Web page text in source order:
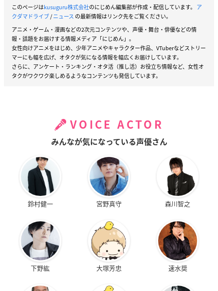
このページはkusuguru株式会社のにじめん編集部が作成・配信しています。 ア
クダマドライブ/ニュース の最新情報はリンク先をご覧ください。
アニメ・ゲーム・漫画などの2次元コンテンツや、声優・舞台・俳優などの情
報・話題をお届けする情報メディア「にじめん」。
女性向けアニメをはじめ、少年アニメやキャラクター作品、VTuberなどストリー
マーにも幅を広げ、オタクが気になる情報を幅広くお届けしています。
さらに、アンケート・ランキング・オタ活（推し活）お役立ち情報など、女性オ
タクがワクワク楽しめるようなコンテンツも発信しています。
VOICE ACTOR
みんなが気になっている声優さん
鈴村健一 宮野真守 森川智之
下野紘 大塚芳忠 速水奨